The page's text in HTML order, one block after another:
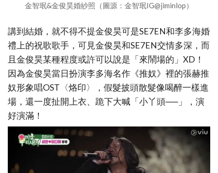
金智珉&金俊昊婚紗照（圖源：金智珉IG@jiminlop）
講到結婚，就不得不提金俊昊可是SE7EN和李多海婚
禮上的祝歌歌手，可見金俊昊和SE7EN交情多深，而
且金俊昊某種程度或許可以說是「來鬧場的」XD！
因為金俊昊當日扮演李多海名作《推奴》裡的張赫推
奴形象唱OST〈烙印〉，假髮披頭散髮像喝醉一樣進
場，還一度扯開上衣、跪下大喊「小丫頭──」，演
好演滿！